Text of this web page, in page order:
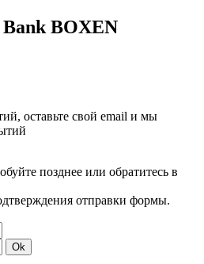
BOXEN
оставьте свой email и мы
позднее или обратитесь в
отправки формы.
Ok